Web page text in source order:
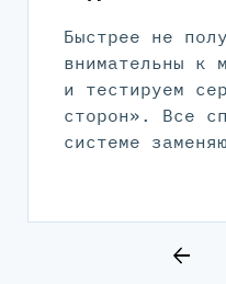
Быстрее не
внимательны к
и тестируем
сторон». Все
системе